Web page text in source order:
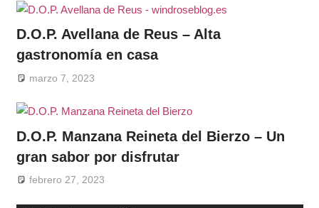
D.O.P. Avellana de Reus – Alta
gastronomía en casa
marzo 7, 2023
D.O.P. Manzana Reineta del Bierzo – Un
gran sabor por disfrutar
febrero 27, 2023